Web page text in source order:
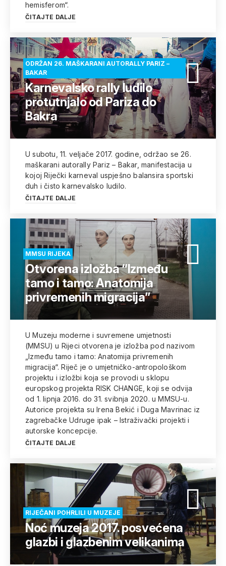
hemisferom“.
ČITAJTE DALJE
ODRŽAN 26. MAŠKARANI AUTORALLY PARIZ –
BAKAR
Karnevalsko rally ludilo
protutnjalo od Pariza do
Bakra
U subotu, 11. veljače 2017. godine, održao se 26.
maškarani autorally Pariz – Bakar, manifestacija u
kojoj Riječki karneval uspješno balansira sportski
duh i čisto karnevalsko ludilo.
ČITAJTE DALJE
MMSU RIJEKA
Otvorena izložba “Između
tamo i tamo: Anatomija
privremenih migracija”
U Muzeju moderne i suvremene umjetnosti
(MMSU) u Rijeci otvorena je izložba pod nazivom
„Između tamo i tamo: Anatomija privremenih
migracija“. Riječ je o umjetničko-antropološkom
projektu i izložbi koja se provodi u sklopu
europskog projekta RISK CHANGE, koji se odvija
od 1. lipnja 2016. do 31. svibnja 2020. u MMSU-u.
Autorice projekta su Irena Bekić i Duga Mavrinac iz
zagrebačke Udruge ipak – Istraživački projekti i
autorske koncepcije.
ČITAJTE DALJE
RIJEČANI POHRLILI U MUZEJE
Noć muzeja 2017. posvećena
glazbi i glazbenim velikanima